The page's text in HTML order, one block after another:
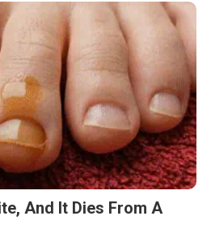
And It Dies From A